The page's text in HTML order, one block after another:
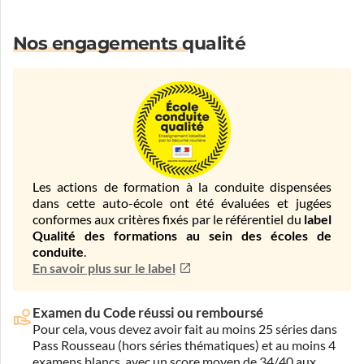
Nos engagements qualité
Les actions de formation à la conduite dispensées
dans cette auto-école ont été évaluées et jugées
conformes aux critères fixés par le référentiel du label
Qualité des formations au sein des écoles de
conduite.
En savoir plus sur le label
Examen du Code réussi ou remboursé
Pour cela, vous devez avoir fait au moins 25 séries dans
Pass Rousseau (hors séries thématiques) et au moins 4